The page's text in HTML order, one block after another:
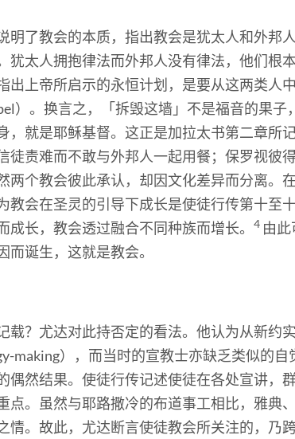
明了教会的本质，指出教会是犹太人和外邦
犹太人拥抱律法而外邦人没有律法，他们根
出上帝所启示的永恒计划，是要从这两类人
）。换言之，「拆毁这墙」不是福音的果子
，就是耶稣基督。这正是加拉太书第二章所
责难而不敢与外邦人一起用餐；保罗视彼
两个教会彼此承认，却因文化差异而分离。
教会在圣灵的引导下成长是使徒行传第十至
长，教会透过融合不同种族而增长。
4 由
诞生，这就是教会。
载？尤达对此持否定的看法。他认为从新约
making），而当时的宣教士亦缺乏类似的自
偶然结果。使徒行传记述使徒在各处宣讲，
点。虽然与耶路撒冷的布道事工相比，雅典
情。故此，尤达断言使徒教会所关注的，乃